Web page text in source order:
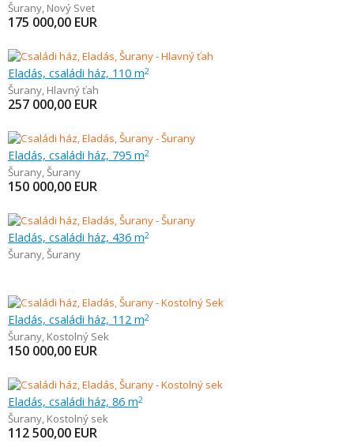
Šurany, Nový Svet
175 000,00 EUR
Eladás, családi ház, 110 m2
Šurany, Hlavný ťah
257 000,00 EUR
Eladás, családi ház, 795 m2
Šurany,Šurany
150 000,00 EUR
Eladás, családi ház, 436 m2
Šurany,Šurany
Eladás, családi ház, 112 m2
Šurany, Kostolný Sek
150 000,00 EUR
Eladás, családi ház, 86 m2
Šurany, Kostolný sek
112 500,00 EUR